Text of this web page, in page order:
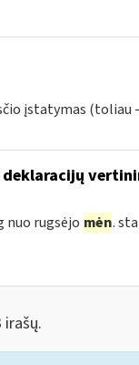
įstatymas (toliau
deklaracijų
nuo rugsėjo mėn.
irašų.